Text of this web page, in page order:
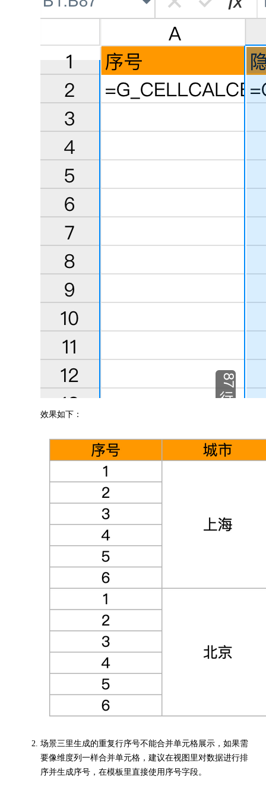
效果如下：
场景三里生成的重复行序号不能合并单元格展示，如果需
要像维度列一样合并单元格，建议在视图里对数据进行排
序并生成序号，在模板里直接使用序号字段。